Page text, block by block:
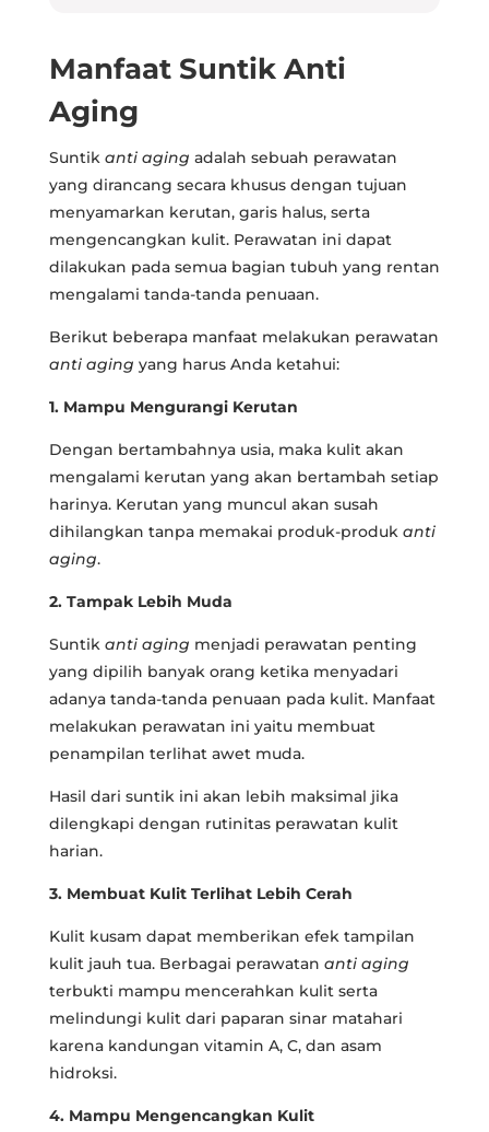
Manfaat Suntik Anti
Aging
Suntik anti aging adalah sebuah perawatan
yang dirancang secara khusus dengan tujuan
menyamarkan kerutan, garis halus, serta
mengencangkan kulit. Perawatan ini dapat
dilakukan pada semua bagian tubuh yang rentan
mengalami tanda-tanda penuaan.
Berikut beberapa manfaat melakukan perawatan
anti aging yang harus Anda ketahui:
1. Mampu Mengurangi Kerutan
Dengan bertambahnya usia, maka kulit akan
mengalami kerutan yang akan bertambah setiap
harinya. Kerutan yang muncul akan susah
dihilangkan tanpa memakai produk-produk anti
aging.
2. Tampak Lebih Muda
Suntik anti aging menjadi perawatan penting
yang dipilih banyak orang ketika menyadari
adanya tanda-tanda penuaan pada kulit. Manfaat
melakukan perawatan ini yaitu membuat
penampilan terlihat awet muda.
Hasil dari suntik ini akan lebih maksimal jika
dilengkapi dengan rutinitas perawatan kulit
harian.
3. Membuat Kulit Terlihat Lebih Cerah
Kulit kusam dapat memberikan efek tampilan
kulit jauh tua. Berbagai perawatan anti aging
terbukti mampu mencerahkan kulit serta
melindungi kulit dari paparan sinar matahari
karena kandungan vitamin A, C, dan asam
hidroksi.
4. Mampu Mengencangkan Kulit